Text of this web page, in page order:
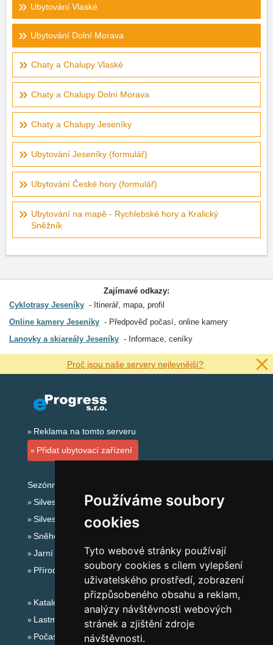
Používáme soubory
cookies
Tyto webové stránky používají
soubory cookies s cílem vylepšení
uživatelského prostředí, zobrazení
přizpůsobeného obsahu a reklam,
analýzy návštěvnosti webových
stránek a zjištění zdroje
návštěvnosti.
Ubytování Vlaské
Ubytování Dolní Morava
Chaty a Chalupy Vlaské
Chaty a Chalupy Dolní Morava
Chaty a Chalupy Jeseníky
Ubytování Jeseníky (formulář)
Ubytování České hory (formulář)
Ubytování na mapě - Rychlebské hory a Kralický
Sněžník
Zajímavé odkazy:
Cyklotrasy Jeseníky
Itinerář, mapa, profil
Online kamery Jeseníky
Předpověď počasí, online kamery
Lanovky a skiareály Jeseníky
Informace, ceníky
Proč jsou naše servery nejlevnější?
Reklama na tomto serveru
Přidat ubytovací zařízení
Sezónní odkazy:
Silvester Jeseníky
Silvestr na horách 2025/26
Sněhové zpravodajství
Jarní prázdniny 2027
Přírodní koupaliště
Katalog ubytování Jeseníky
Lastminute Jeseníky
Počasí na horách